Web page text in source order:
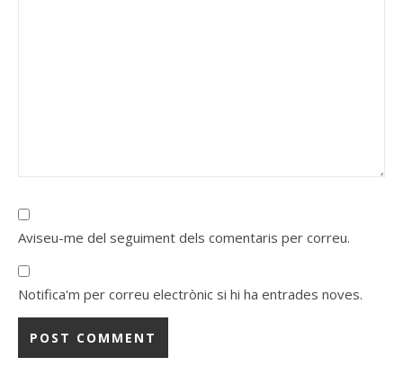
Aviseu-me del seguiment dels comentaris per correu.
Notifica'm per correu electrònic si hi ha entrades noves.